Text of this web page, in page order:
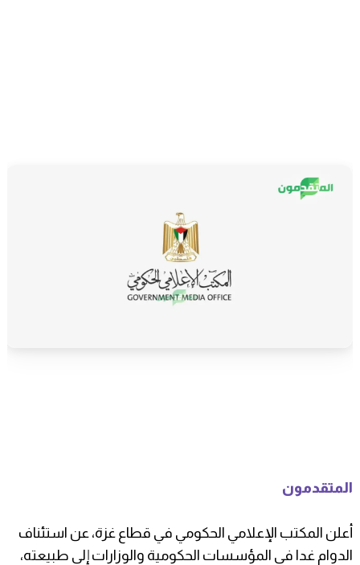
المتقدمون
أعلن المكتب الإعلامي الحكومي في قطاع غزة، عن استئناف
الدوام غدا في المؤسسات الحكومية والوزارات إلى طبيعته،